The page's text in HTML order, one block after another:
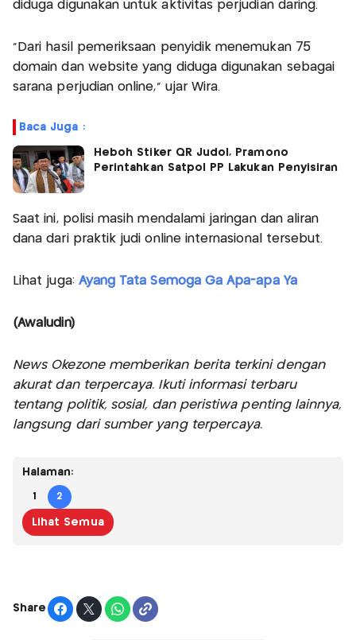
diduga digunakan untuk aktivitas perjudian daring.
“Dari hasil pemeriksaan penyidik menemukan 75
domain dan website yang diduga digunakan sebagai
sarana perjudian online,” ujar Wira.
Baca Juga :
Heboh Stiker QR Judol, Pramono
Perintahkan Satpol PP Lakukan Penyisiran
Saat ini, polisi masih mendalami jaringan dan aliran
dana dari praktik judi online internasional tersebut.
Lihat juga: Ayang Tata Semoga Ga Apa-apa Ya
(Awaludin)
News Okezone memberikan berita terkini dengan
akurat dan terpercaya. Ikuti informasi terbaru
tentang politik, sosial, dan peristiwa penting lainnya,
langsung dari sumber yang terpercaya.
Halaman:
1 2
Lihat Semua
Share